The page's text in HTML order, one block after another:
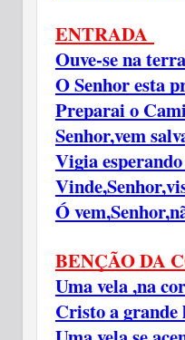
ENTRADA
Ouve-se na
O Senhor esta
Preparai o
Senhor,vem
Vigia
Ó
BENÇÃO DA
Uma vela ,na
Cristo a grande